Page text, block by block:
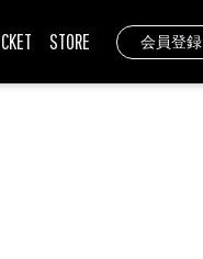
STORE 会員登録